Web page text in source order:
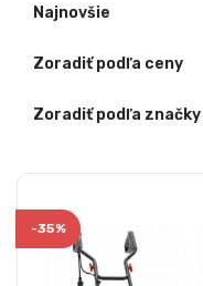
Najnovšie
Zoradiť podľa ceny
Zoradiť podľa značky
-35%